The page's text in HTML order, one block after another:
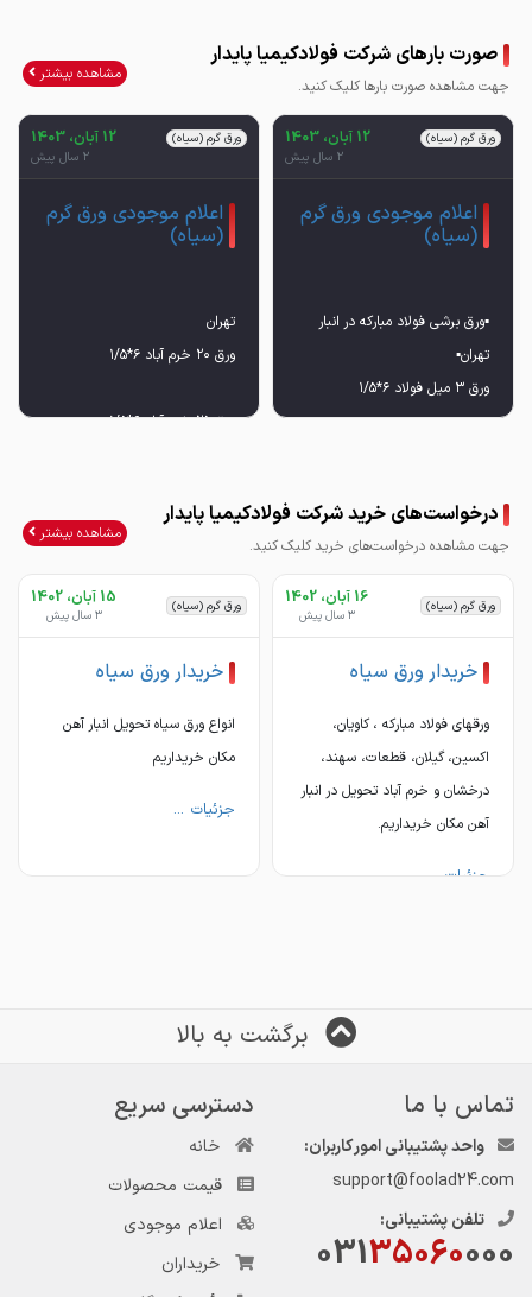
صورت بارهای شرکت فولادکیمیا پایدار
جهت مشاهده صورت بارها کلیک کنید.
مشاهده بیشتر
ورق گرم (سیاه) 12 آبان، 1403
2 سال پیش
اعلام موجودی ورق گرم
(سیاه)
▪️ورق برشی فولاد مبارکه در انبار
ورق گرم (سیاه) 12 آبان، 1403
2 سال پیش
اعلام موجودی ورق گرم
(سیاه)
📱۰۹۱۲۱۳۴۰۱۰۷
درخواست‌های خرید شرکت فولادکیمیا پایدار
جهت مشاهده درخواست‌های خرید کلیک کنید.
مشاهده بیشتر
ورق گرم (سیاه) 16 آبان، 1402
3 سال پیش
خریدار ورق سیاه
ورقهای فولاد مبارکه ، کاویان،
اکسین، گیلان، قطعات، سهند،
درخشان و خرم آباد تحویل در انبار
آهن مکان خریداریم.
جزئیات ...
ورق گرم (سیاه) 15 آبان، 1402
3 سال پیش
خریدار ورق سیاه
انواع ورق سیاه تحویل انبار آهن
مکان خریداریم
جزئیات ...
برگشت به بالا
تماس با ما
واحد پشتیبانی امور کاربران:
support@foolad24.com
تلفن پشتیبانی:
03135060000
دسترسی سریع
خانه
قیمت محصولات
اعلام موجودی
خریداران